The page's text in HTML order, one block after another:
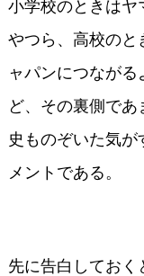
やつら、高校の
ャパンにつなが
ど、その裏側で
史ものぞいた気
メントである。
先に告白してお